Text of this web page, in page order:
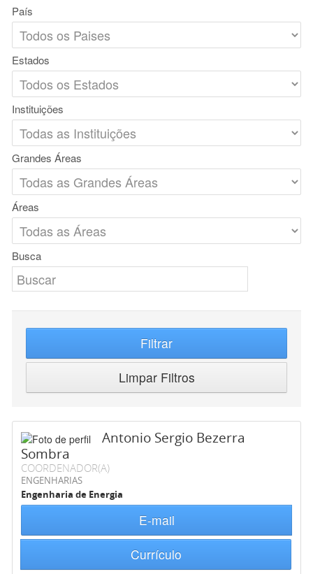
País
Estados
Instituições
Grandes Áreas
Áreas
Busca
Filtrar
Limpar Filtros
Antonio Sergio Bezerra
Sombra
COORDENADOR(A)
ENGENHARIAS
Engenharia de Energia
E-mail
Currículo